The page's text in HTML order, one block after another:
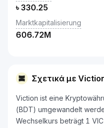
৳ 330.25
Marktkapitalisierung
606.72M
Σχετικά με
Viction ist eine
(BDT) umgewandelt
Wechselkurs beträgt 1